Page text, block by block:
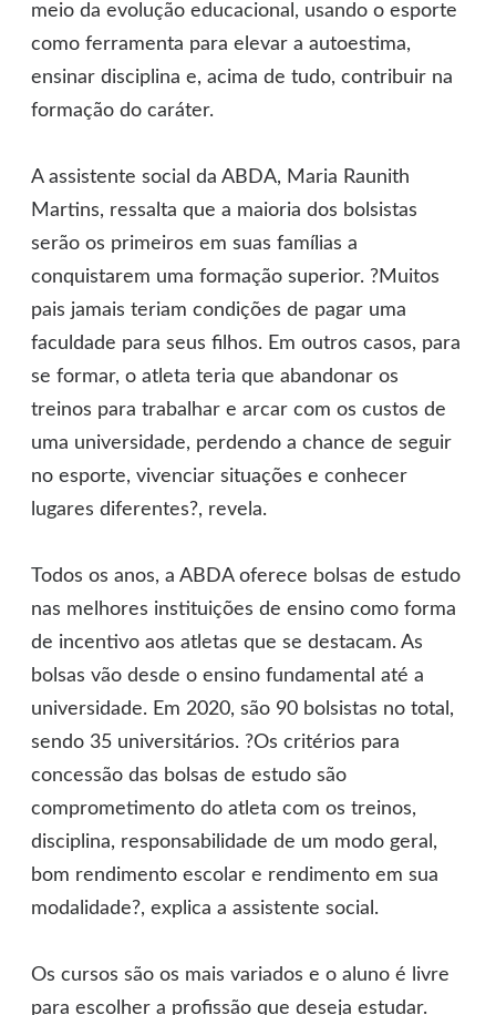
meio da evolução educacional, usando o esporte
como ferramenta para elevar a autoestima,
ensinar disciplina e, acima de tudo, contribuir na
formação do caráter.
A assistente social da ABDA, Maria Raunith
Martins, ressalta que a maioria dos bolsistas
serão os primeiros em suas famílias a
conquistarem uma formação superior. ?Muitos
pais jamais teriam condições de pagar uma
faculdade para seus filhos. Em outros casos, para
se formar, o atleta teria que abandonar os
treinos para trabalhar e arcar com os custos de
uma universidade, perdendo a chance de seguir
no esporte, vivenciar situações e conhecer
lugares diferentes?, revela.
Todos os anos, a ABDA oferece bolsas de estudo
nas melhores instituições de ensino como forma
de incentivo aos atletas que se destacam. As
bolsas vão desde o ensino fundamental até a
universidade. Em 2020, são 90 bolsistas no total,
sendo 35 universitários. ?Os critérios para
concessão das bolsas de estudo são
comprometimento do atleta com os treinos,
disciplina, responsabilidade de um modo geral,
bom rendimento escolar e rendimento em sua
modalidade?, explica a assistente social.
Os cursos são os mais variados e o aluno é livre
para escolher a profissão que deseja estudar.